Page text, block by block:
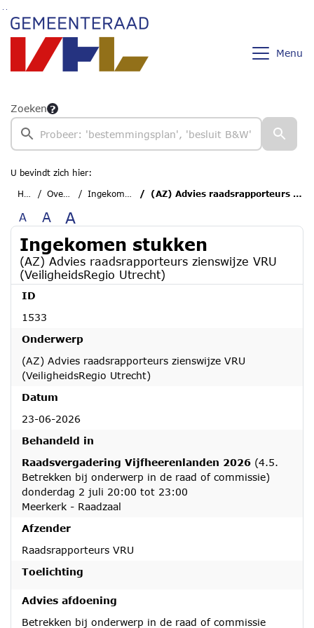
Ga naar de inhoud van deze pagina
Ga naar het zoeken
Ga naar het menu
Menu
Zoeken
U bevindt zich hier:
Home
Overzichten Ingekomen stukken (AZ) Advies raadsrapporteurs zienswijze VRU (VeiligheidsRegio Utrecht)
A A A
Ingekomen stukken
(AZ) Advies raadsrapporteurs zienswijze VRU
(VeiligheidsRegio Utrecht)
ID
1533
Onderwerp
(AZ) Advies raadsrapporteurs zienswijze VRU
(VeiligheidsRegio Utrecht)
Datum
23-06-2026
Behandeld in
Raadsvergadering Vijfheerenlanden 2026 (4.5.
Betrekken bij onderwerp in de raad of commissie)
donderdag 2 juli 20:00 tot 23:00
Meerkerk - Raadzaal
Afzender
Raadsrapporteurs VRU
Toelichting
Advies afdoening
Betrekken bij onderwerp in de raad of commissie